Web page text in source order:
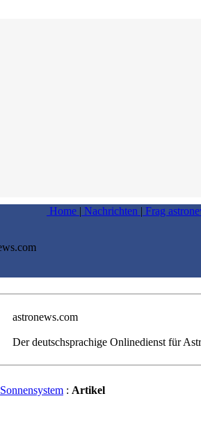
Home | Nachrichten | Frag
astronews.com
Der deutschsprachige Onlinedienst für
Sonnensystem : Artikel